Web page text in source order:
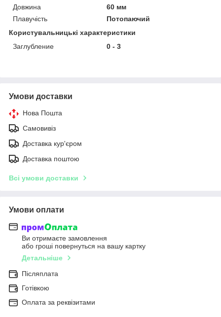
Довжина
60 мм
Плавучість
Потопаючий
Користувальницькі характеристики
Заглубление
0 - 3
Умови доставки
Нова Пошта
Самовивіз
Доставка кур'єром
Доставка поштою
Всі умови доставки
Умови оплати
Ви отримаєте замовлення
або гроші повернуться на вашу картку
Детальніше
Післяплата
Готівкою
Оплата за реквізитами